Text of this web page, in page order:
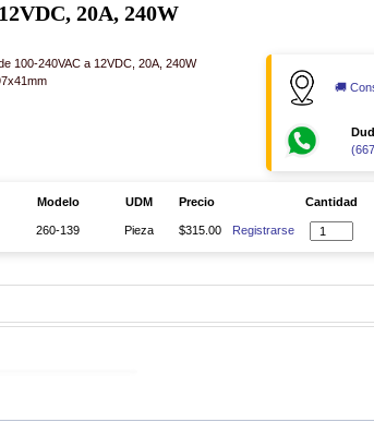
20A, 240W
100-240VAC a 12VDC, 20A, 240W
🚚
Modelo UDM Precio Cantidad
260-139 Pieza $315.00 Registrarse